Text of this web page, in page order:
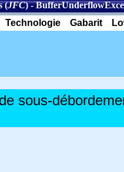
(JFC)-
Technologie Gabarit
sous-